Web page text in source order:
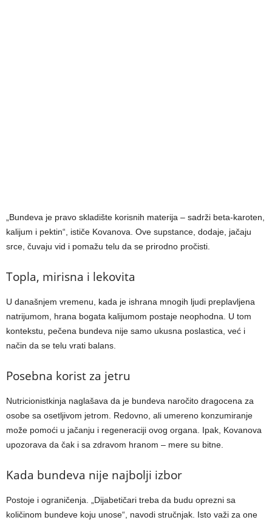
„Bundeva je pravo skladište korisnih materija – sadrži beta-karoten,
kalijum i pektin“, ističe Kovanova. Ove supstance, dodaje, jačaju
srce, čuvaju vid i pomažu telu da se prirodno pročisti.
Topla, mirisna i lekovita
U današnjem vremenu, kada je ishrana mnogih ljudi preplavljena
natrijumom, hrana bogata kalijumom postaje neophodna. U tom
kontekstu, pečena bundeva nije samo ukusna poslastica, već i
način da se telu vrati balans.
Posebna korist za jetru
Nutricionistkinja naglašava da je bundeva naročito dragocena za
osobe sa osetljivom jetrom. Redovno, ali umereno konzumiranje
može pomoći u jačanju i regeneraciji ovog organa. Ipak, Kovanova
upozorava da čak i sa zdravom hranom – mere su bitne.
Kada bundeva nije najbolji izbor
Postoje i ograničenja. „Dijabetičari treba da budu oprezni sa
količinom bundeve koju unose“, navodi stručnjak. Isto važi za one